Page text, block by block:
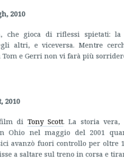
altri, e viceversa. Mentre
Tom e Gerri non vi farà più
Ohio nel maggio del 2001
a saltare sul treno in corsa e